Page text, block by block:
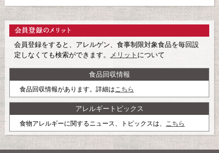
会員登録をすると、アレルゲン、食事制限対象食品を毎回設
定しなくても検索ができます。
メリット について
食品回収情報
食品回収情報があります。詳細はこちら
アレルギートピックス
食物アレルギーに関するニュース、トピックスは、 こちら